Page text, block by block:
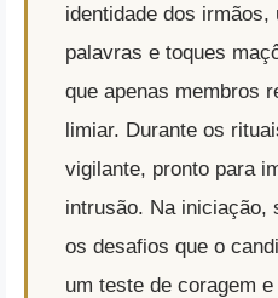
identidade dos irmãos,
palavras e toques
que apenas membros
limiar. Durante os
vigilante, pronto para
intrusão. Na iniciação,
os desafios que o
um teste de coragem